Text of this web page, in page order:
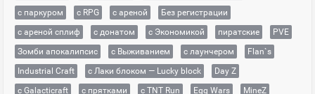
с паркуром
с RPG с ареной
Без регистрации
с ареной сплиф
с донатом с Экономикой пиратские
PVE
Зомби апокалипсис
с Выживанием с лаунчером
Flan`s
Industrial Craft
с Лаки блоком — Lucky block
Day Z
с Galacticraft
с прятками с TNT Run Egg Wars
MineZ